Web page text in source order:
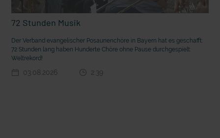
deutsche Sprache? Vorhang auf für Kinderzirkus Giovanni
72 Stunden Musik
Der Verband evangelischer Posaunenchöre in Bayern hat es geschafft:
72 Stunden lang haben Hunderte Chöre ohne Pause durchgespielt:
Weltrekord!
03.08.2026 2:39